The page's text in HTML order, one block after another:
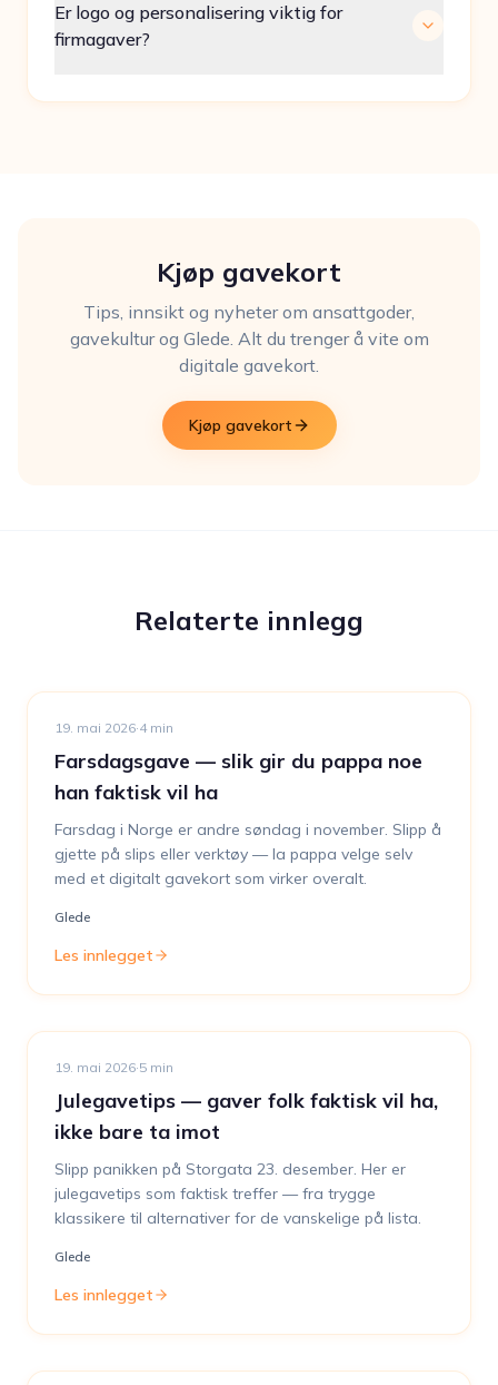
Er logo og personalisering viktig for
firmagaver?
Kjøp gavekort
Tips, innsikt og nyheter om ansattgoder,
gavekultur og Glede. Alt du trenger å vite om
digitale gavekort.
Kjøp gavekort
Relaterte innlegg
19. mai 2026·4min
Farsdagsgave — slik gir du pappa noe
han faktisk vil ha
Farsdag i Norge er andre søndag i november. Slipp å
gjette på slips eller verktøy — la pappa velge selv
med et digitalt gavekort som virker overalt.
Glede
Les innlegget
19. mai 2026·5 min
Julegavetips — gaver folk faktisk vil ha,
ikke bare ta imot
Slipp panikken på Storgata 23. desember. Her er
julegavetips som faktisk treffer — fra trygge
klassikere til alternativer for de vanskelige på lista.
Glede
Les innlegget